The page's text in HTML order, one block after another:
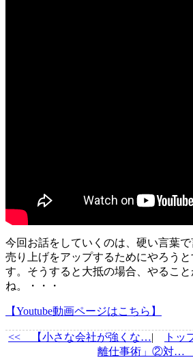
今回お話をしていくのは、硬い言葉で
売り上げをアップするためにやろう
す。そうすると大抵の場合、やるこ
ね。・・・
【Youtube動画ページはこちら】
<< 【小さな会社が強くな…| トッ
離仕事術」②対…